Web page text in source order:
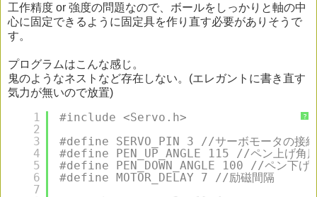
工作精度 or 強度の問題なので、ボールをしっかりと軸の中
心に固定できるように固定具を作り直す必要がありそうで
す。
プログラムはこんな感じ。
鬼のようなネストなど存在しない。(エレガントに書き直す
気力が無いので放置)
?
1
2
3
4
5
6
7
#include <Servo.h>
#define SERVO_PIN 3 //サーボモータの接続
#define PEN_UP_ANGLE 115 //ペン上げ角
#define PEN_DOWN_ANGLE 100 //ペン下げ
#define MOTOR_DELAY 7 //励磁間隔